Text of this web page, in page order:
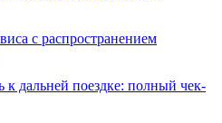
с распространением
к дальней поездке: полный чек-